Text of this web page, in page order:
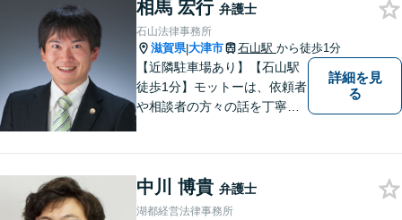
相馬 宏行 弁護士
石山法律事務所
滋賀県|大津市 石山駅 から徒歩1分
【近隣駐車場あり】【石山駅
徒歩1分】モットーは、依頼者
や相談者の方々の話を丁寧に
にまずは遠慮なくご相談くだ
さい。
詳細を見
る
中川 博貴 弁護士
湖都経営法律事務所